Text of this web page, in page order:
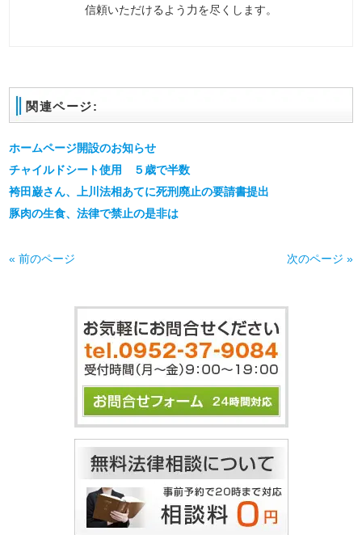
信頼いただけるよう力を尽くします。
関連ページ:
ホームページ開設のお知らせ
チャイルドシート使用 ５歳で半数
袴田巌さん、上川法相あてに死刑廃止の要請書提出
豚肉の生食、法律で禁止の是非は
« 前のページ 次のページ »